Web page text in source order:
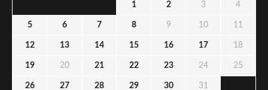
1 2 3 4
5 6 7 8 9 10 11
12 13 14 15 16 17 18
19 20 21 22 23 24 25
26 27 28 29 30 31